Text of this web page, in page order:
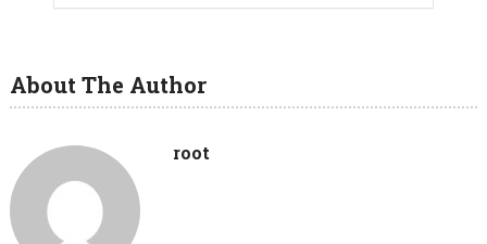
About The Author
root